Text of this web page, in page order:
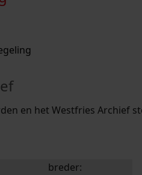
een aantal zoektips.
een aantal zoektips.
en het Westfries Archief
uw zoekopdracht te
breder: